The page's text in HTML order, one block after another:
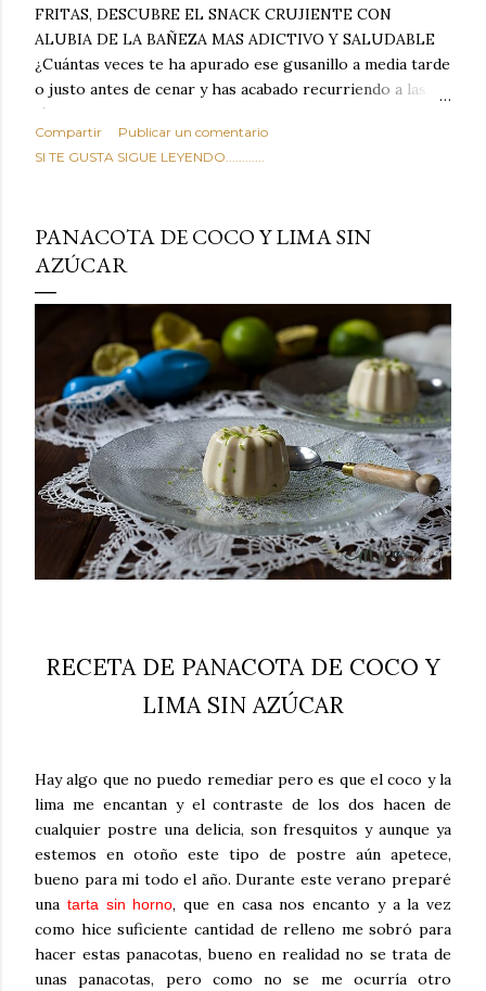
FRITAS, DESCUBRE EL SNACK CRUJIENTE CON
ALUBIA DE LA BAÑEZA MAS ADICTIVO Y SALUDABLE
¿Cuántas veces te ha apurado ese gusanillo a media tarde
o justo antes de cenar y has acabado recurriendo a las
típicas patatas de bolsa, frutos secos fritos o snacks
ultraprocesados llenos de grasas saturadas y sodio?
Todos hemos estado ahí. Sin embargo, cuidarse no tiene
satisface. Estas alubias crujientes al horno van a cambiar
por completo tu forma de ver las legumbres. Olvídate de
asociar las alubias únicamente a los guisos tradicionales y
copiosos de invierno. Con esta receta simple pero
revolucionaria, transformaremos un ingrediente tan
humilde como la alubia de La Bañeza en un snack ligero,
dorado, cargado de proteína y 100% natural. Es el
sustituto perfecto a los frutos se...
Compartir
Publicar un comentario
SI TE GUSTA SIGUE LEYENDO............
PANACOTA DE COCO Y LIMA SIN
AZÚCAR
RECETA DE PANACOTA DE COCO Y
LIMA SIN AZÚCAR
Hay algo que no puedo remediar pero es que el coco y la
lima me encantan y el contraste de los dos hacen de
cualquier postre una delicia, son fresquitos y aunque ya
estemos en otoño este tipo de postre aún apetece,
bueno para mi todo el año. Durante este verano preparé
una tarta sin horno, que en casa nos encanto y a la vez
como hice suficiente cantidad de relleno me sobró para
hacer estas panacotas, bueno en realidad no se trata de
unas panacotas, pero como no se me ocurría otro